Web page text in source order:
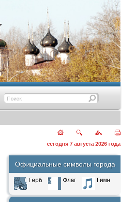
сегодня 7 августа 2026 года
Официальные символы города
Герб Флаг Гимн